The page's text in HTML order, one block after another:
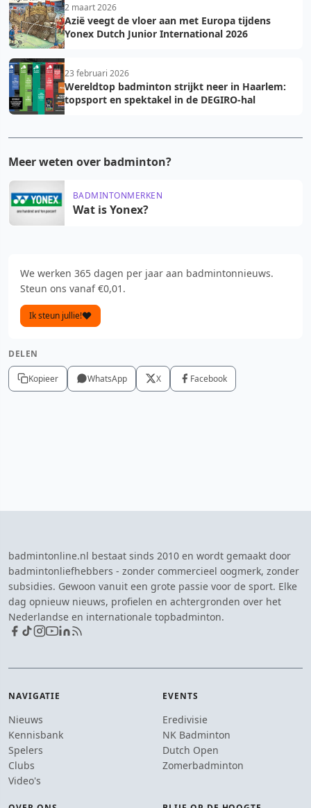
2 maart 2026
Azië veegt de vloer aan met Europa tijdens
Yonex Dutch Junior International 2026
23 februari 2026
Wereldtop badminton strijkt neer in Haarlem:
topsport en spektakel in de DEGIRO-hal
Meer weten over badminton?
BADMINTONMERKEN
Wat is Yonex?
We werken 365 dagen per jaar aan badmintonnieuws.
Steun ons vanaf €0,01.
Ik steun jullie!
DELEN
Kopieer WhatsApp X Facebook
badmintonline.nl bestaat sinds 2010 en wordt gemaakt door
badmintonliefhebbers - zonder commercieel oogmerk, zonder
subsidies. Gewoon vanuit een grote passie voor de sport. Elke
dag opnieuw nieuws, profielen en achtergronden over het
Nederlandse en internationale topbadminton.
NAVIGATIE
Nieuws
Kennisbank
Spelers
Clubs
Video's
EVENTS
Eredivisie
NK Badminton
Dutch Open
Zomerbadminton